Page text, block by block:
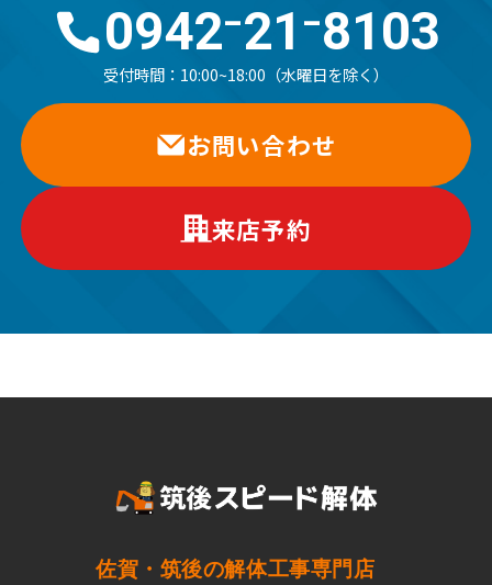
0942⁻21⁻8103
受付時間： 10:00~18:00（水曜日を除く）
お問い合わせ
来店予約
佐賀・筑後の解体工事専門店